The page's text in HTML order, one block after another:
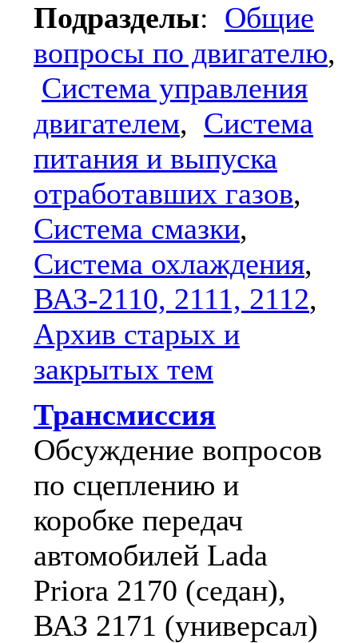
Подразделы: Общие
вопросы по двигателю,
Система управления
двигателем, Система
питания и выпуска
отработавших газов,
Система смазки,
Система охлаждения,
ВАЗ-2110, 2111, 2112,
Архив старых и
закрытых тем
Трансмиссия
Обсуждение вопросов
по сцеплению и
коробке передач
автомобилей Lada
Priora 2170 (седан),
ВАЗ 2171 (универсал)